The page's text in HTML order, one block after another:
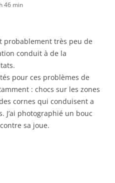
46 min
probablement très peu de
conduit à de la
pour ces problèmes de
: chocs sur les zones
cornes qui conduisent a
J’ai photographié un bouc
sa joue.